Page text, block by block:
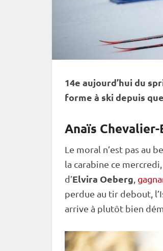
14e aujourd’hui du
forme à ski depuis
Anaïs
Le moral n’est pas au
la carabine ce
d’Elvira Oeberg
perdue au tir debout ,
arrive à plutôt bien